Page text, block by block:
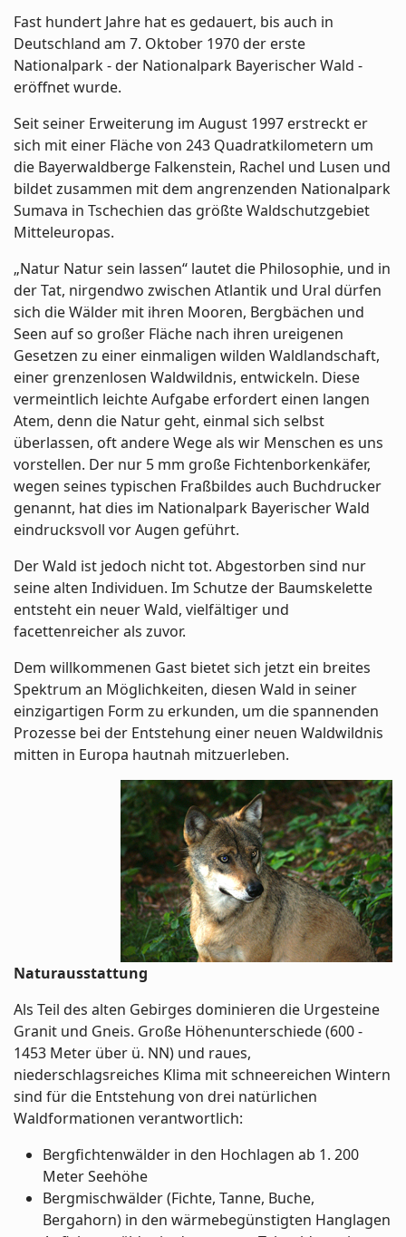
Fast hundert Jahre hat es gedauert, bis auch in
Deutschland am 7. Oktober 1970 der erste
Nationalpark - der Nationalpark Bayerischer Wald -
eröffnet wurde.
Seit seiner Erweiterung im August 1997 erstreckt er
sich mit einer Fläche von 243 Quadratkilometern um
die Bayerwaldberge Falkenstein, Rachel und Lusen und
bildet zusammen mit dem angrenzenden Nationalpark
Sumava in Tschechien das größte Waldschutzgebiet
Mitteleuropas.
„Natur Natur sein lassen“ lautet die Philosophie, und in
der Tat, nirgendwo zwischen Atlantik und Ural dürfen
sich die Wälder mit ihren Mooren, Bergbächen und
Seen auf so großer Fläche nach ihren ureigenen
Gesetzen zu einer einmaligen wilden Waldlandschaft,
einer grenzenlosen Waldwildnis, entwickeln. Diese
vermeintlich leichte Aufgabe erfordert einen langen
Atem, denn die Natur geht, einmal sich selbst
überlassen, oft andere Wege als wir Menschen es uns
vorstellen. Der nur 5 mm große Fichtenborkenkäfer,
wegen seines typischen Fraßbildes auch Buchdrucker
genannt, hat dies im Nationalpark Bayerischer Wald
eindrucksvoll vor Augen geführt.
Der Wald ist jedoch nicht tot. Abgestorben sind nur
seine alten Individuen. Im Schutze der Baumskelette
entsteht ein neuer Wald, vielfältiger und
facettenreicher als zuvor.
Dem willkommenen Gast bietet sich jetzt ein breites
Spektrum an Möglichkeiten, diesen Wald in seiner
einzigartigen Form zu erkunden, um die spannenden
Prozesse bei der Entstehung einer neuen Waldwildnis
mitten in Europa hautnah mitzuerleben.
Naturausstattung
Als Teil des alten Gebirges dominieren die Urgesteine
Granit und Gneis. Große Höhenunterschiede (600 -
1453 Meter über ü. NN) und raues,
niederschlagsreiches Klima mit schneereichen Wintern
sind für die Entstehung von drei natürlichen
Waldformationen verantwortlich:
Bergfichtenwälder in den Hochlagen ab 1. 200
Meter Seehöhe
Bergmischwälder (Fichte, Tanne, Buche,
Bergahorn) in den wärmebegünstigten Hanglagen